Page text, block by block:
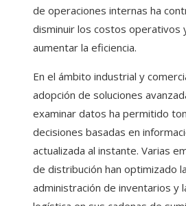
de operaciones internas ha
disminuir los costos operativos
aumentar la eficiencia.
En el ámbito industrial y
adopción de soluciones
examinar datos ha permitido
decisiones basadas en
actualizada al instante. Varias
de distribución han optimizado la
administración de inventarios y